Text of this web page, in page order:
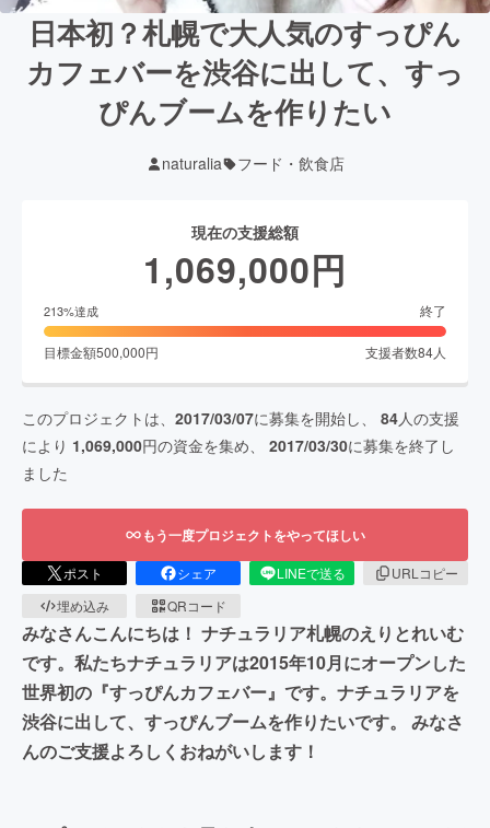
日本初？札幌で大人気のすっぴん
カフェバーを渋谷に出して、すっ
ぴんブームを作りたい
naturalia フード・飲食店
現在の支援総額
1,069,000円
213%達成 終了
目標金額500,000円 支援者数84人
このプロジェクトは、 2017/03/07に募集を開始し、 84人の支援
により 1,069,000円の資金を集め、 2017/03/30に募集を終了し
ました
もう一度プロジェクトをやってほしい
ポスト シェア LINEで送る
URLコピー
埋め込み
QRコード
みなさんこんにちは！ ナチュラリア札幌のえりとれいむ
です。私たちナチュラリアは2015年10月にオープンした
世界初の『すっぴんカフェバー』です。ナチュラリアを
渋谷に出して、すっぴんブームを作りたいです。 みなさ
んのご支援よろしくおねがいします！